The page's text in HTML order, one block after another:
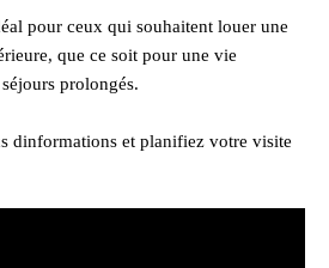
pour ceux qui souhaitent louer une
que ce soit pour une vie
prolongés.
dinformations et planifiez votre visite